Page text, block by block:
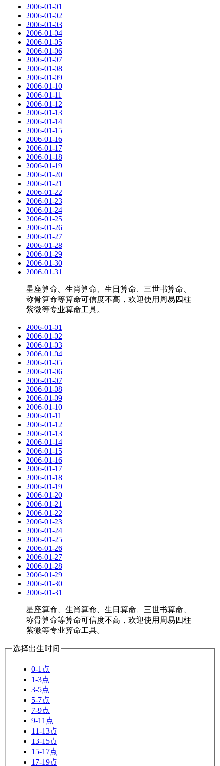
2006-01-01
2006-01-02
2006-01-03
2006-01-04
2006-01-05
2006-01-06
2006-01-07
2006-01-08
2006-01-09
2006-01-10
2006-01-11
2006-01-12
2006-01-13
2006-01-14
2006-01-15
2006-01-16
2006-01-17
2006-01-18
2006-01-19
2006-01-20
2006-01-21
2006-01-22
2006-01-23
2006-01-24
2006-01-25
2006-01-26
2006-01-27
2006-01-28
2006-01-29
2006-01-30
2006-01-31
星座算命、生肖算命、生日算命、三世书算命、
称骨算命等算命可信度不高，欢迎使用周易四柱
紫微等专业算命工具。
2006-01-01
2006-01-02
2006-01-03
2006-01-04
2006-01-05
2006-01-06
2006-01-07
2006-01-08
2006-01-09
2006-01-10
2006-01-11
2006-01-12
2006-01-13
2006-01-14
2006-01-15
2006-01-16
2006-01-17
2006-01-18
2006-01-19
2006-01-20
2006-01-21
2006-01-22
2006-01-23
2006-01-24
2006-01-25
2006-01-26
2006-01-27
2006-01-28
2006-01-29
2006-01-30
2006-01-31
星座算命、生肖算命、生日算命、三世书算命、
称骨算命等算命可信度不高，欢迎使用周易四柱
紫微等专业算命工具。
选择出生时间
0-1点
1-3点
3-5点
5-7点
7-9点
9-11点
11-13点
13-15点
15-17点
17-19点